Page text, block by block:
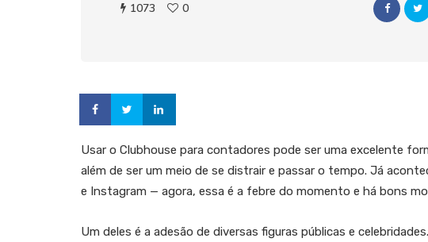
1073 0
Usar o Clubhouse para contadores pode ser uma excelente
além de ser um meio de se distrair e passar o tempo. Já
e Instagram — agora, essa é a febre do momento e há bons
Um deles é a adesão de diversas figuras públicas e